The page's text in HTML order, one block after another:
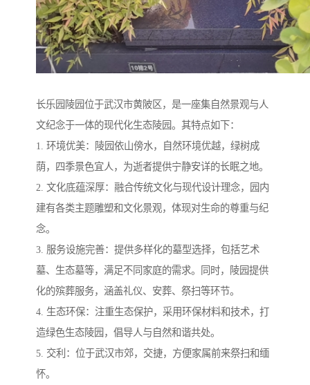
长乐园陵园位于武汉市黄陂区，是一座集自然景观与人
文纪念于一体的现代化生态陵园。其特点如下：
1. 环境优美：陵园依山傍水，自然环境优越，绿树成
荫，四季景色宜人，为逝者提供宁静安详的长眠之地。
2. 文化底蕴深厚：融合传统文化与现代设计理念，园内
建有各类主题雕塑和文化景观，体现对生命的尊重与纪
念。
3. 服务设施完善：提供多样化的墓型选择，包括艺术
墓、生态墓等，满足不同家庭的需求。同时，陵园提供
化的殡葬服务，涵盖礼仪、安葬、祭扫等环节。
4. 生态环保：注重生态保护，采用环保材料和技术，打
造绿色生态陵园，倡导人与自然和谐共处。
5. 交利：位于武汉市郊，交捷，方便家属前来祭扫和缅
怀。